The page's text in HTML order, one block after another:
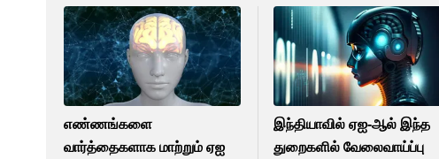
எண்ணங்களை
வார்த்தைகளாக மாற்றும் ஏஐ
இந்தியாவில் ஏஐ-ஆல் இந்த
துறைகளில் வேலைவாய்ப்பு